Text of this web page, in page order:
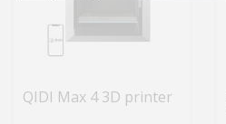
QIDI Max 4 3D printer